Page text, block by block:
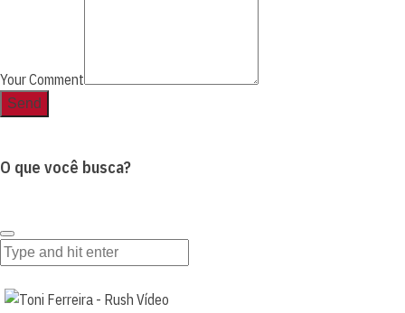
Your Comment
O que você busca?